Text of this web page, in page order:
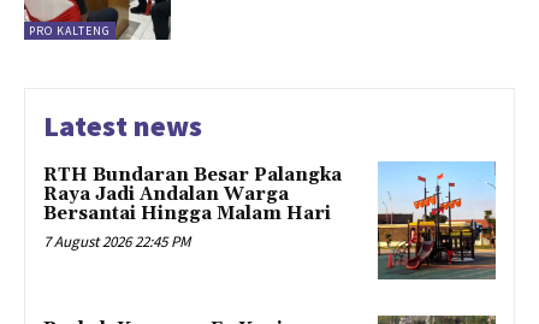
PRO KALTENG
Latest news
RTH Bundaran Besar Palangka
Raya Jadi Andalan Warga
Bersantai Hingga Malam Hari
7 August 2026 22:45 PM